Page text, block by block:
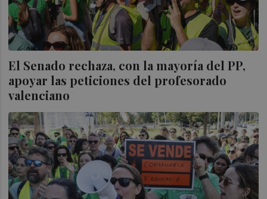
El Senado rechaza, con la mayoría del PP,
apoyar las peticiones del profesorado
valenciano